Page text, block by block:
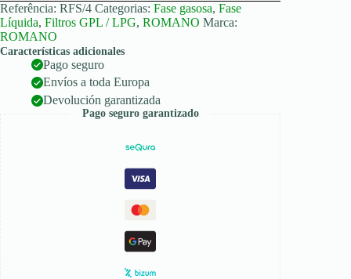
Referência: RFS/4 Categorias: Fase gasosa, Fase
Líquida, Filtros GPL / LPG, ROMANO Marca:
ROMANO
Características adicionales
Pago seguro
Envíos a toda Europa
Devolución garantizada
Pago seguro garantizado